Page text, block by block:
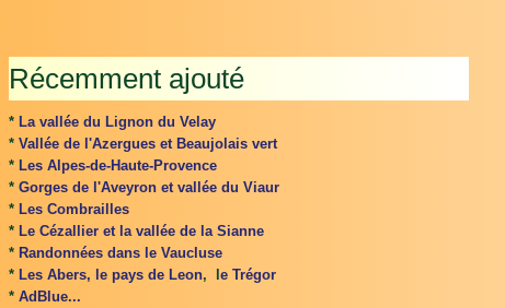
Récemment ajouté
* La vallée du Lignon du Velay
* Vallée de l'Azergues et Beaujolais vert
* Les Alpes-de-Haute-Provence
* Gorges de l'Aveyron et vallée du Viaur
* Les Combrailles
* Le Cézallier et la vallée de la Sianne
* Randonnées dans le Vaucluse
* Les Abers, le pays de Leon, le Trégor
* AdBlue...